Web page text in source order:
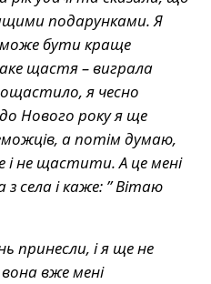
подарунками. Я
бути краще
щастя – виграла
я чесно
Нового року я ще
а потім думаю,
не щастити. А це мені
села і каже: ” Вітаю
принесли, і я ще не
вже мені